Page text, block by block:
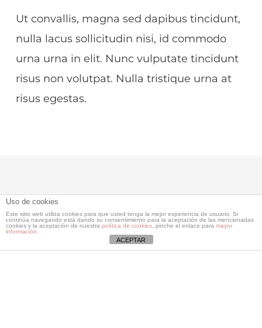
Ut convallis, magna sed dapibus tincidunt,
nulla lacus sollicitudin nisi, id commodo
urna urna in elit. Nunc vulputate tincidunt
risus non volutpat. Nulla tristique urna at
risus egestas.
Meet Our Team
Uso de cookies
Este sitio web utiliza cookies para que usted tenga la mejor experiencia de usuario. Si
continúa navegando está dando su consentimiento para la aceptación de las mencionadas
cookies y la aceptación de nuestra política de cookies , pinche el enlace para mayor
información.
ACEPTAR